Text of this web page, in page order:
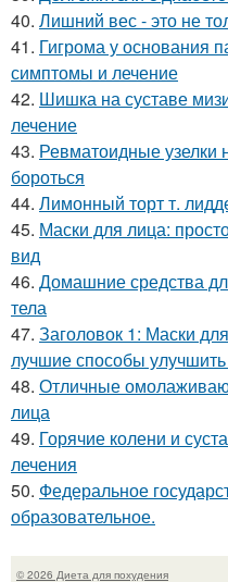
40. Лишний вес - это не
41. Гигрома у основания
симптомы и лечение
42. Шишка на суставе
лечение
43. Ревматоидные узелки
бороться
44. Лимонный торт т.
45. Маски для лица:
вид
46. Домашние средства
тела
47. Заголовок 1: Маски
лучшие способы
48. Отличные
лица
49. Горячие колени и
лечения
50. Федеральное
образовательное.
© 2026 Диета для похудения